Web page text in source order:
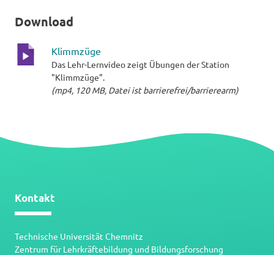
Download
Klimmzüge
Das Lehr-Lernvideo zeigt Übungen der Station
"Klimmzüge".
(mp4, 120 MB, Datei ist barrierefrei/barrierearm)
Kontakt
Technische Universität Chemnitz
Zentrum für Lehrkräftebildung und Bildungsforschung